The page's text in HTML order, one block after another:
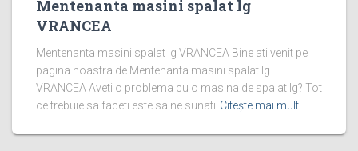
Mentenanta masini spalat lg
VRANCEA
Mentenanta masini spalat lg VRANCEA Bine ati venit pe
pagina noastra de Mentenanta masini spalat lg
VRANCEA Aveti o problema cu o masina de spalat lg? Tot
ce trebuie sa faceti este sa ne sunati Citește mai mult